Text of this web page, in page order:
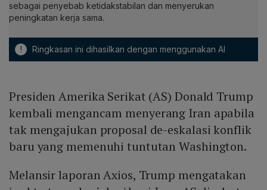
sebagai penyebab ketidakstabilan dan menyerukan
peningkatan kerja sama.
! Ringkasan ini dihasilkan dengan menggunakan AI
Presiden Amerika Serikat (AS) Donald Trump
kembali mengancam menyerang Iran apabila
tak mengajukan proposal de-eskalasi konflik
baru yang memenuhi tuntutan Washington.
Melansir laporan Axios, Trump mengatakan